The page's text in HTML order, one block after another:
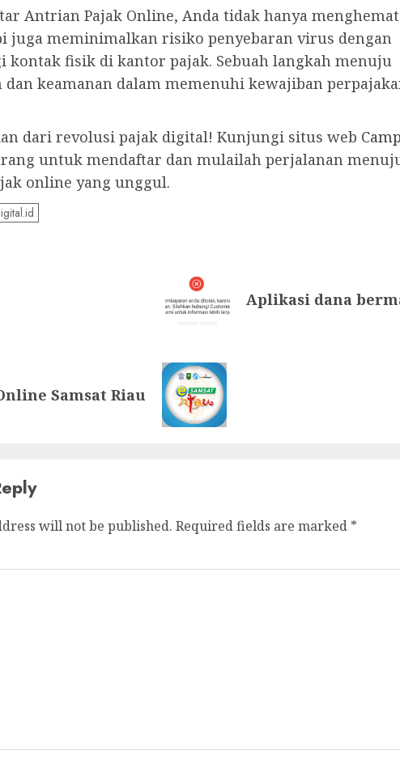
Antrian Pajak Online, Anda tidak hanya menghemat
juga meminimalkan risiko penyebaran virus dengan
kontak fisik di kantor pajak. Sebuah langkah menuju
dan keamanan dalam memenuhi kewajiban
dari revolusi pajak digital! Kunjungi situs web
untuk mendaftar dan mulailah perjalanan
online yang unggul.
Aplikasi dana
Samsat Riau
will not be published. Required fields are marked *